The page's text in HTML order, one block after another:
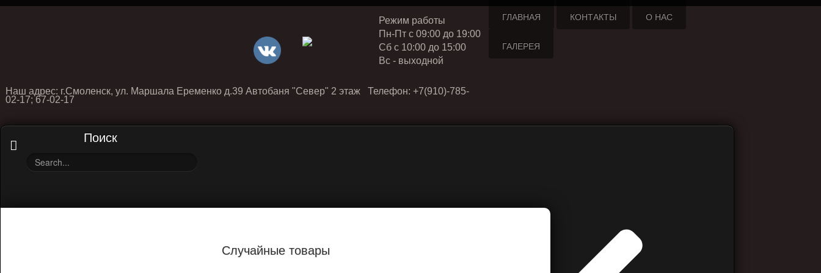
Режим работы
Пн-Пт с 09:00 до 19:00
Cб с 10:00 до 15:00
Вс - выходной
Наш адрес: г.Смоленск, ул. Маршала Еременко д.39 Автобаня "Север" 2 этаж Телефон: +7(910)-785-
02-17; 67-02-17
ГЛАВНАЯ КОНТАКТЫ О НАС
ГАЛЕРЕЯ
Поиск
Случайные товары